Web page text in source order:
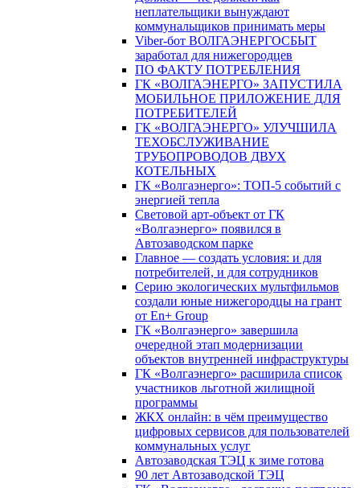
неплательщики вынуждают
коммунальщиков принимать меры
Viber-бот ВОЛГАЭНЕРГОСБЫТ
заработал для нижегородцев
ПО ФАКТУ ПОТРЕБЛЕНИЯ
ГК «ВОЛГАЭНЕРГО» ЗАПУСТИЛА
МОБИЛЬНОЕ ПРИЛОЖЕНИЕ ДЛЯ
ПОТРЕБИТЕЛЕЙ
ГК «ВОЛГАЭНЕРГО» УЛУЧШИЛА
ТЕХОБСЛУЖИВАНИЕ
ТРУБОПРОВОДОВ ДВУХ
КОТЕЛЬНЫХ
ГК «Волгаэнерго»: ТОП-5 событий с
энергией тепла
Световой арт-объект от ГК
«Волгаэнерго» появился в
Автозаводском парке
Главное — создать условия: и для
потребителей, и для сотрудников
Серию экологических мультфильмов
создали юные нижегородцы на грант
от En+ Group
ГК «Волгаэнерго» завершила
очередной этап модернизации
объектов внутренней инфраструктуры
ГК «Волгаэнерго» расширила список
участников льготной жилищной
программы
ЖКХ онлайн: в чём преимущество
цифровых сервисов для пользователей
коммунальных услуг
Автозаводская ТЭЦ к зиме готова
90 лет Автозаводской ТЭЦ